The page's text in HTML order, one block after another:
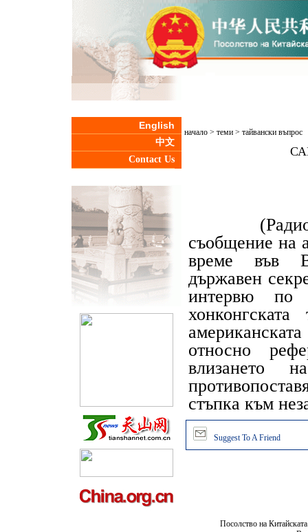
English
中文
Contact Us
начало> теми> тайвански въпрос
(Радио
съобщение на
време във
държавен
интервю по
относно
стъпка към
Suggest To A Friend
Посолство на